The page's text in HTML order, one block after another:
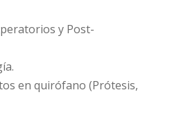
y Post-
en quirófano (Prótesis,